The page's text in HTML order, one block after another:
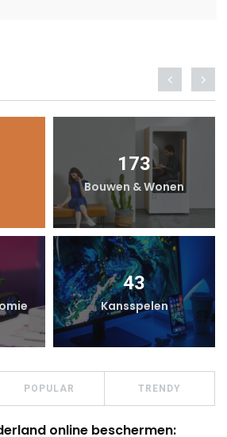
173
Bouwen & Wonen
43
Kansspelen
POPULAR TRENDY
online beschermen: